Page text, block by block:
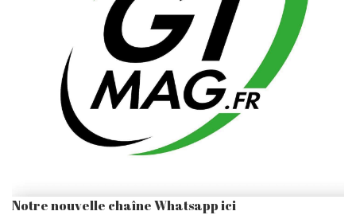
Notre nouvelle chaîne Whatsapp ici